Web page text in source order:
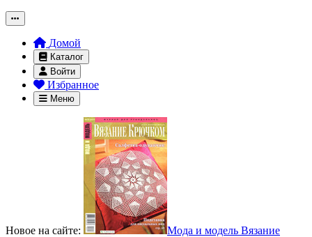
Домой
Каталог
Войти
Избранное
Меню
Новое на сайте: Мода и модель Вязание